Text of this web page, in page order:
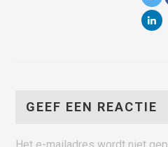
GEEF EEN REACTIE
Het e-mailadres wordt niet